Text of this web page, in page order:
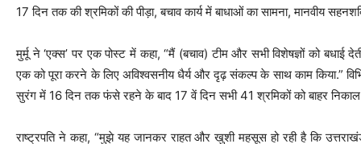
17 दिन तक की श्रमिकों की पीड़ा, बचाव कार्य में बाधाओं का सामना, मानवीय
मुर्मू ने ‘एक्स’ पर एक पोस्ट में कहा, “मैं (बचाव) टीम और सभी विशेषज्ञों को बधाई
एक को पूरा करने के लिए अविश्वसनीय धैर्य और दृढ़ संकल्प के साथ काम किया.”
सुरंग में 16 दिन तक फंसे रहने के बाद 17 वें दिन सभी 41 श्रमिकों को बाहर निकाल
राष्ट्रपति ने कहा, “मुझे यह जानकर राहत और खुशी महसूस हो रही है कि